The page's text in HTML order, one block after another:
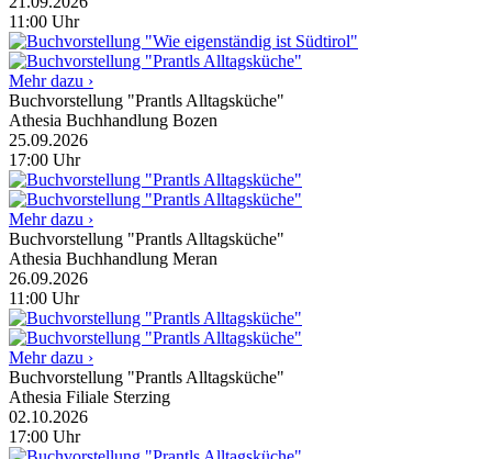
11:00 Uhr
Mehr dazu ›
Buchvorstellung "Prantls Alltagsküche"
Athesia Buchhandlung Bozen
25.09.2026
17:00 Uhr
Mehr dazu ›
Buchvorstellung "Prantls Alltagsküche"
Athesia Buchhandlung Meran
26.09.2026
11:00 Uhr
Mehr dazu ›
Buchvorstellung "Prantls Alltagsküche"
Athesia Filiale Sterzing
02.10.2026
17:00 Uhr